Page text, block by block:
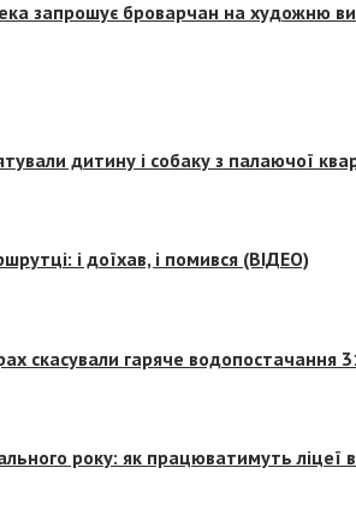
запрошує броварчан на художню
дитину і собаку з палаючої
і доїхав, і помився (ВІДЕО)
скасували гаряче водопостачання
року: як працюватимуть